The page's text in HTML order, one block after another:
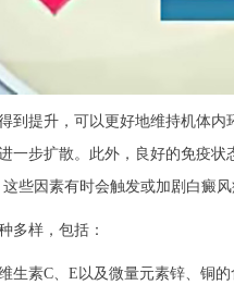
提升，可以更好地维持机体内
一步扩散。此外，良好的免疫
些因素有时会触发或加剧白癜风
样，包括：
素C、E以及微量元素锌、铜的